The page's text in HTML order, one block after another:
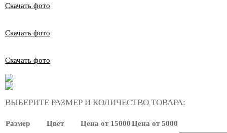
Скачать фото
Скачать фото
Скачать фото
ВЫБЕРИТЕ РАЗМЕР И КОЛИЧЕСТВО ТОВАРА:
Размер Цвет Цена от 15000Цена от 5000